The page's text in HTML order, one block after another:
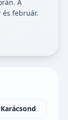
A
február.
Karácsond